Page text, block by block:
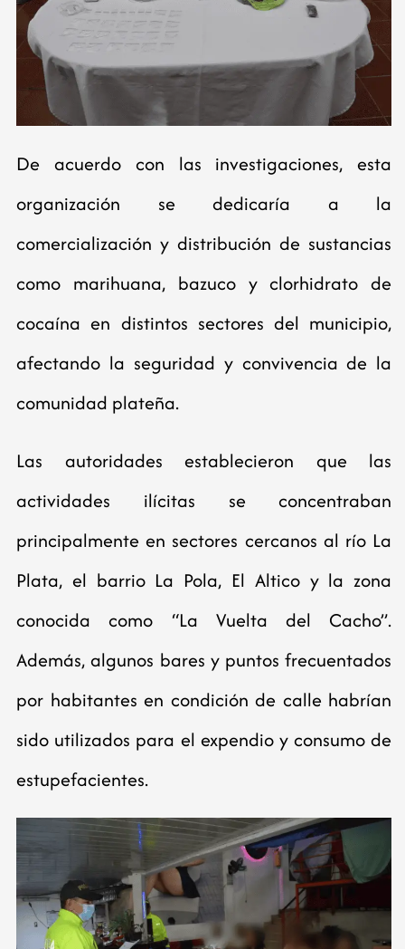
De acuerdo con las investigaciones, esta
organización se dedicaría a la
comercialización y distribución de sustancias
como marihuana, bazuco y clorhidrato de
cocaína en distintos sectores del municipio,
afectando la seguridad y convivencia de la
comunidad plateña.
Las autoridades establecieron que las
actividades ilícitas se concentraban
principalmente en sectores cercanos al río La
Plata, el barrio La Pola, El Altico y la zona
conocida como “La Vuelta del Cacho”.
Además, algunos bares y puntos frecuentados
por habitantes en condición de calle habrían
sido utilizados para el expendio y consumo de
estupefacientes.